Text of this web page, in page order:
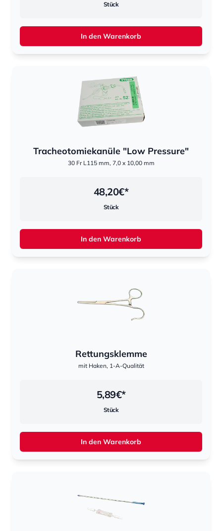
Stück
In den Warenkorb
Tracheotomiekanüle "Low Pressure"
30 Fr L115 mm, 7,0 x 10,00 mm
48,20€*
Stück
In den Warenkorb
Rettungsklemme
mit Haken, 1-A-Qualität
5,89€*
Stück
In den Warenkorb